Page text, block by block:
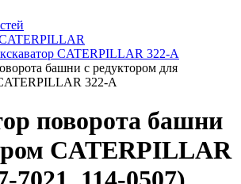
CATERPILLAR 322-A
башни с редуктором для
322-A
поворота башни
CATERPILLAR